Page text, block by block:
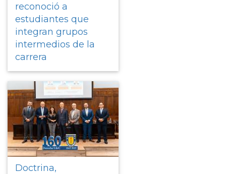
reconoció a
estudiantes que
integran grupos
intermedios de la
carrera
Doctrina,